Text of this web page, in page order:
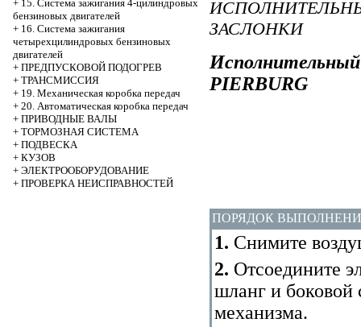
+ 15. Система зажигания 4-цилиндровых
бензиновых двигателей
+ 16. Система зажигания
четырехцилиндровых бензиновых
двигателей
+ ПРЕДПУСКОВОЙ ПОДОГРЕВ
+ ТРАНСМИССИЯ
+ 19. Механическая коробка передач
+ 20. Автоматическая коробка передач
+ ПРИВОДНЫЕ ВАЛЫ
+ ТОРМОЗНАЯ СИСТЕМА
+ ПОДВЕСКА
+ КУЗОВ
+ ЭЛЕКТРООБОРУДОВАНИЕ
+ ПРОВЕРКА НЕИСПРАВНОСТЕЙ
ЗАСЛОНКИ
PIERBURG
ПОРЯДОК
1. Снимите
2. Отсоедините
шланг и боковой
механизма.